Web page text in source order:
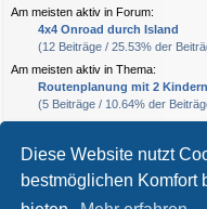
Diese Website nutzt
bestmöglichen Komfort
Am meisten aktiv in Forum:
4x4 Onroad durch Island
(12 Beiträge / 25.53% der
Am meisten aktiv in Thema:
Routenplanung mit 2
(5 Beiträge / 10.64% der
Islandreise Portal